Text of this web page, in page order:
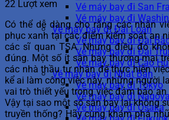
Vé máy bay đi San
Vé máy bay đi
Vé máy bay đi Đài Loan
Vé máy bay đi Đài
Vé máy bay đi Đài
Vé máy bay đi Cao
Vé máy bay đi Nhật Bản
Vé máy bay đi Tokyo
Vé máy bay đi
Vé máy bay đi Osaka
22 Lượt xem
Có thể dễ dàng cho rằng các nhân
phục xanh tại các điểm kiểm soát an
các sĩ quan TSA. Nhưng điều đó
đúng. Một số ít sân bay thương mại
các nhà thầu tư nhân để thực hiện
kể ai làm công việc này, những người
vai trò thiết yếu trong việc đảm bảo
Vậy tại sao một số sân bay lại không
truyền thống? Hãy cùng khám phá